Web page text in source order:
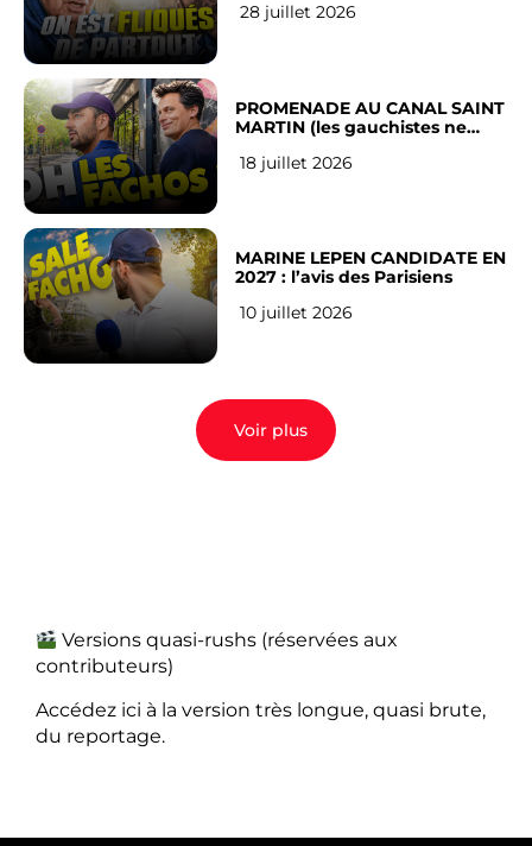
Français
28 juillet 2026
PROMENADE AU CANAL SAINT
MARTIN (les gauchistes ne
18 juillet 2026
MARINE LEPEN CANDIDATE EN
2027 : l’avis des Parisiens
10 juillet 2026
Voir plus
Versions quasi-rushs (réservées aux
contributeurs)
Accédez ici à la version très longue, quasi brute,
du reportage.